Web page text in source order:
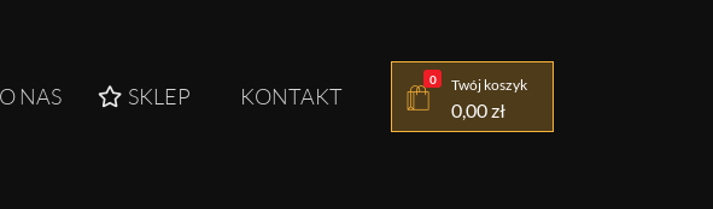
O NAS SKLEP KONTAKT
0 Twój koszyk
0,00zł